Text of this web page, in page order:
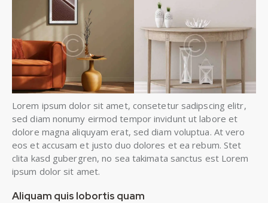
Lorem ipsum dolor sit amet, consetetur sadipscing elitr,
sed diam nonumy eirmod tempor invidunt ut labore et
dolore magna aliquyam erat, sed diam voluptua. At vero
eos et accusam et justo duo dolores et ea rebum. Stet
clita kasd gubergren, no sea takimata sanctus est Lorem
ipsum dolor sit amet.
Aliquam quis lobortis quam